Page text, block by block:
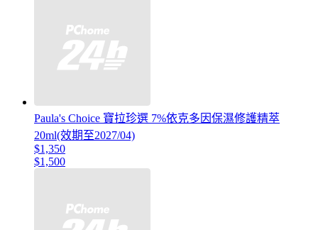
Paula's Choice 寶拉珍選 7%依克多因保濕修護精萃
20ml(效期至2027/04)
$1,350
$1,500